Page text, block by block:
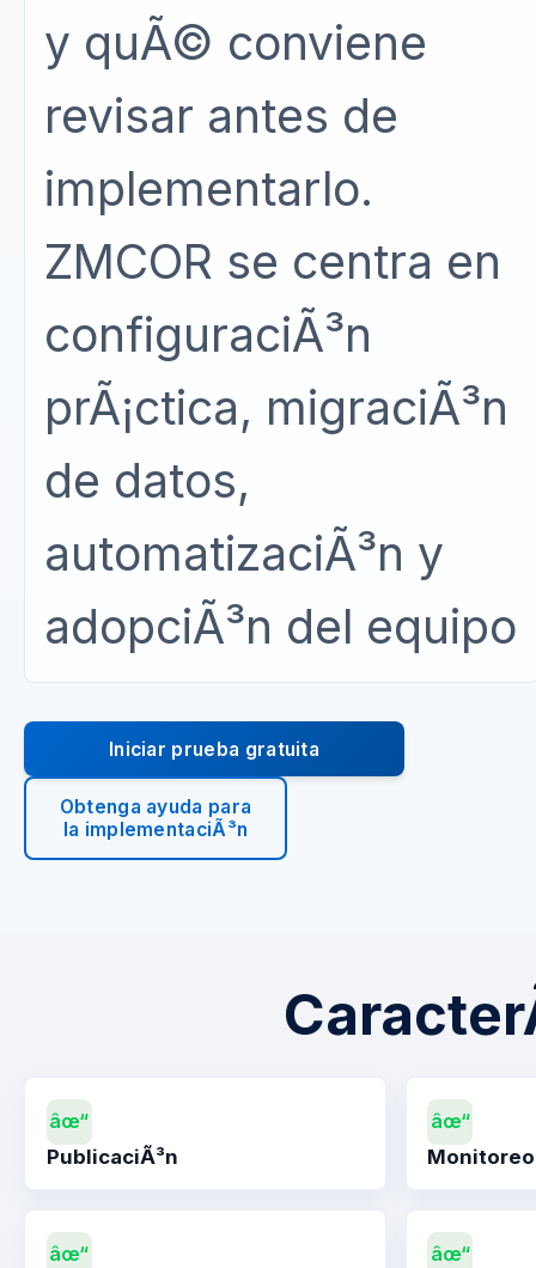
y quÃ© conviene
revisar antes de
implementarlo.
ZMCOR se centra en
configuraciÃ³n
prÃ¡ctica, migraciÃ³n
de datos,
automatizaciÃ³n y
adopciÃ³n del equipo
Iniciar prueba gratuita
Obtenga ayuda para
la implementaciÃ³n
âœ“
PublicaciÃ³n
âœ“
Monitoreo
âœ“
âœ“